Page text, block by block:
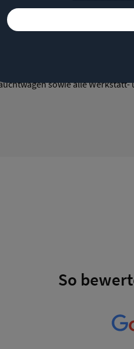
erfolgreich am Markt tätige
Jeep, Alfa Romeo, Fiat, Abarth,
bieten wir autorisierten Service
in Siegen gehören Betriebe an
Gruppe bietet seinen Kunden
sowie alle Werkstatt-
So